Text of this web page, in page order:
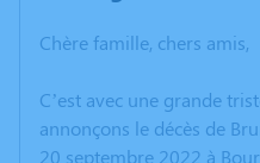
Chère famille, chers amis,
C’est avec une grande
annonçons le décès de
20 septembre 2022 à